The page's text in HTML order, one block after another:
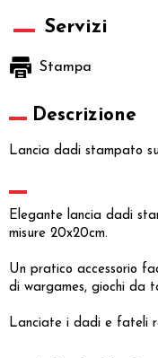
Servizi
Stampa
Descrizione
Lancia dadi stampato
Elegante lancia dadi
misure 20x20cm.
Un pratico accessorio
di wargames, giochi da
Lanciate i dadi e fateli